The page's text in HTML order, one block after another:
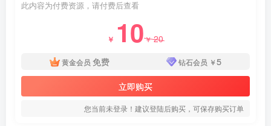
此内容为付费资源，请付费后查看
￥ 10￥20
黄金会员 免费 钻石会员 ￥5
立即购买
您当前未登录！建议登陆后购买，可保存购买订单